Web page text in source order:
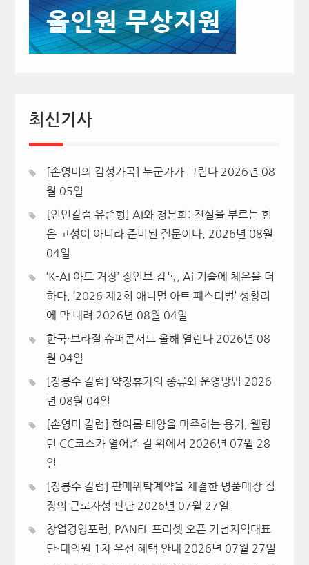
최신기사
[손영미의 감성가곡] 누군가가 그립다 2026년 08
월 05일
[인인칼럼 유준형] AI와 청문회: 진실을 부르는 힘
은 고성이 아니라 준비된 질문이다.
2026년 08월
04일
‘K-AI 아트 거장’ 장인보 감독, Ai 기술에 체온을 더
하다, ‘2026 제2회 애니멀 아트 페스티벌’ 성황리
에 막 내려 2026년 08월 04일
한국·브라질 슈퍼콘서트 올해 열린다 2026년 08
월 04일
[정봉수 칼럼] 약정휴가의 종류와 운영방법 2026
년 08월 04일
[손영미 칼럼] 한여름 태양을 마주하는 용기, 웰링
턴 CC코스가 열어준 길 위에서 2026년 07월 28
일
[정봉수 칼럼] 판매위탁계약을 체결한 명품매장 점
장의 근로자성 판단 2026년 07월 27일
창업경영포럼, PANEL 프리셋 오픈 기념지역대표
단·대의원 1차 우선 혜택 안내 2026년 07월 27일